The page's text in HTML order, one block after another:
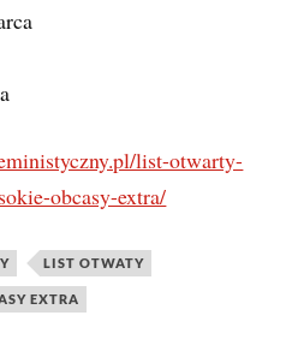
list-otwarty-
obcasy-extra/
LIST OTWATY
EXTRA